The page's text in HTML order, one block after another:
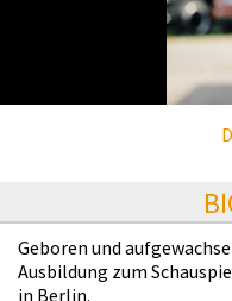
Geboren und
Ausbildung zum
in Berlin.